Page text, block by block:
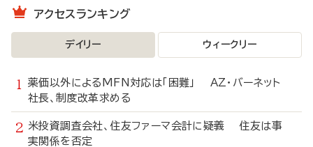
アクセスランキング
デイリー ウィークリー
薬価以外によるMFN対応は「困難」 AZ・バーネット
社長、制度改革求める
米投資調査会社、住友ファーマ会計に疑義 住友は事
実関係を否定